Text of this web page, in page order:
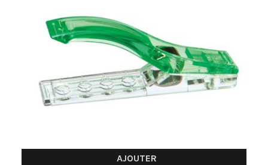
AJOUTER